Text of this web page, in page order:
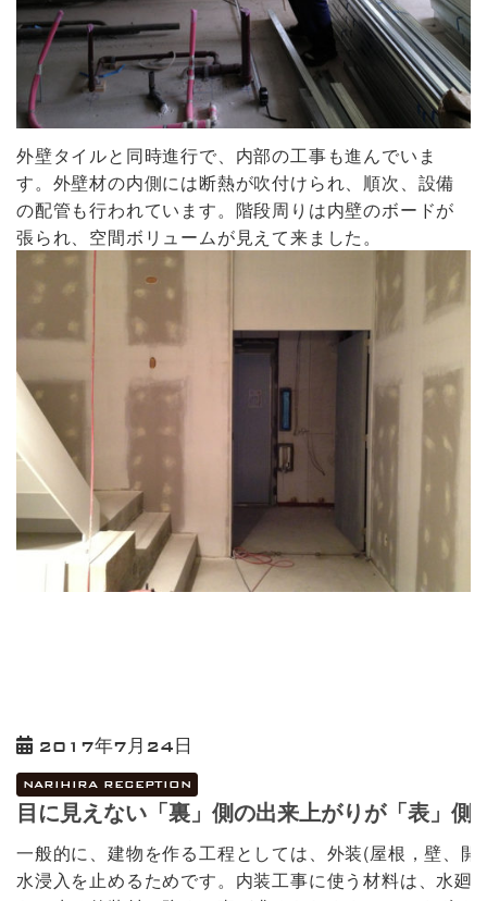
外壁タイルと同時進行で、内部の工事も進んでいま
す。外壁材の内側には断熱が吹付けられ、順次、設備
の配管も行われています。階段周りは内壁のボードが
張られ、空間ボリュームが見えて来ました。
2017年7月24日
NARIHIRA RECEPTION
目に見えない「裏」側の出来上がりが「表
一般的に、建物を作る工程としては、外装(屋根，壁、
水浸入を止めるためです。内装工事に使う材料は、水